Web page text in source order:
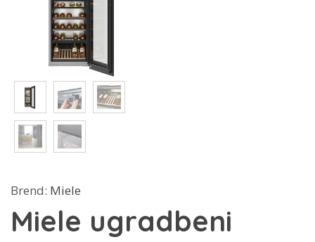
Brend: Miele
Miele ugradbeni